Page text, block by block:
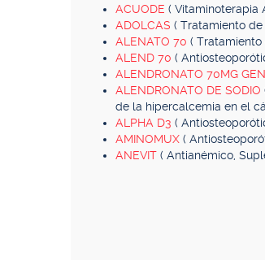
ACUODE ( Vitaminoterapia
ADOLCAS ( Tratamiento
ALENATO 70 (
ALEND 70 (
ALENDRONATO 70MG
ALENDRONATO DE SODIO
de la hipercalcemia en el
ALPHA D3 (
AMINOMUX (
ANEVIT ( Antianémico,